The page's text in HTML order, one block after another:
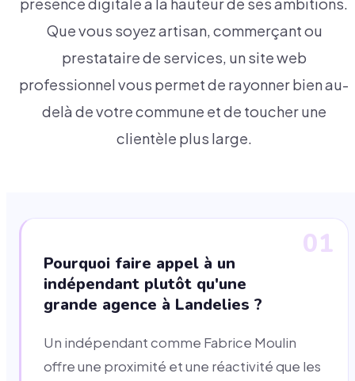
présence digitale à la hauteur de ses ambitions.
Que vous soyez artisan, commerçant ou
prestataire de services, un site web
professionnel vous permet de rayonner bien au-
delà de votre commune et de toucher une
clientèle plus large.
01
Pourquoi faire appel à un
indépendant plutôt qu'une
grande agence à Landelies ?
Un indépendant comme Fabrice Moulin
offre une proximité et une réactivité que les